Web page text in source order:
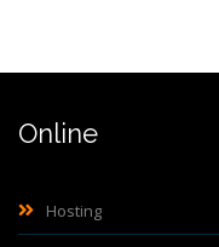
Online
Hosting